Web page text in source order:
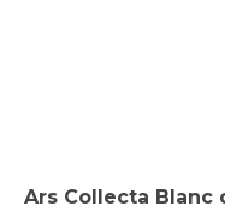
of
Ars Collecta Blanc